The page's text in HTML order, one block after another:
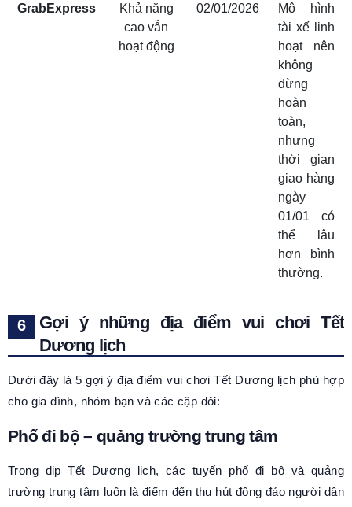
GrabExpress
Khả năng
cao vẫn
hoạt động
02/01/2026
Mô hình
tài xế linh
hoạt nên
không
dừng
hoàn
toàn,
nhưng
thời gian
giao hàng
ngày
01/01 có
thể lâu
hơn bình
thường.
Gợi ý những địa điểm vui chơi Tết
Dương lịch
Dưới đây là 5 gợi ý địa điểm vui chơi Tết Dương lịch phù hợp
cho gia đình, nhóm bạn và các cặp đôi:
Phố đi bộ – quảng trường trung tâm
Trong dịp Tết Dương lịch, các tuyến phố đi bộ và quảng
trường trung tâm luôn là điểm đến thu hút đông đảo người dân